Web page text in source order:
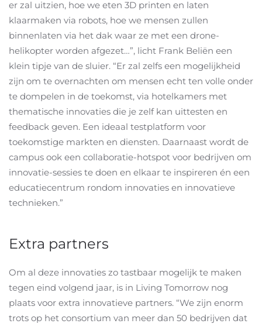
er zal uitzien, hoe we eten 3D printen en laten
klaarmaken via robots, hoe we mensen zullen
binnenlaten via het dak waar ze met een drone-
helikopter worden afgezet…”, licht Frank Beliën een
klein tipje van de sluier. “Er zal zelfs een mogelijkheid
zijn om te overnachten om mensen echt ten volle onder
te dompelen in de toekomst, via hotelkamers met
thematische innovaties die je zelf kan uittesten en
feedback geven. Een ideaal testplatform voor
toekomstige markten en diensten. Daarnaast wordt de
campus ook een collaboratie-hotspot voor bedrijven om
innovatie-sessies te doen en elkaar te inspireren én een
educatiecentrum rondom innovaties en innovatieve
technieken.”
Extra partners
Om al deze innovaties zo tastbaar mogelijk te maken
tegen eind volgend jaar, is in Living Tomorrow nog
plaats voor extra innovatieve partners. “We zijn enorm
trots op het consortium van meer dan 50 bedrijven dat